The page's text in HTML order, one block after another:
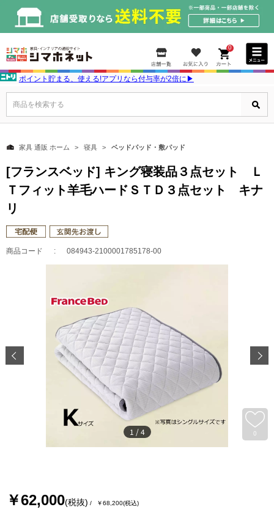
0
ポイント貯まる、使える!アプリなら付与率が2倍に▶
商品を検索する
家具 通販 ホーム 寝具 ベッドパッド・敷パッド
[フランスベッド] キング寝装品３点セット Ｌ
Ｔフィット羊毛ハードＳＴＤ３点セット キナ
リ
商品コード 084943-2100001785178-00
0
1 /4
￥62,000(税抜) ￥68,200(税込)